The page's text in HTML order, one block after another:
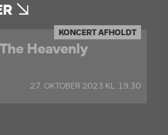
Heavenly
KONCERT AFHOLDT
27. OKTOBER 2023 KL. 19.30